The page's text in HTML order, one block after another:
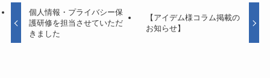
個人情報・プライバシー保
護研修を担当させていただ
きました
【アイデム様コラム掲載の
お知らせ】